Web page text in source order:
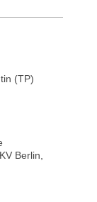
(TP)
Berlin,